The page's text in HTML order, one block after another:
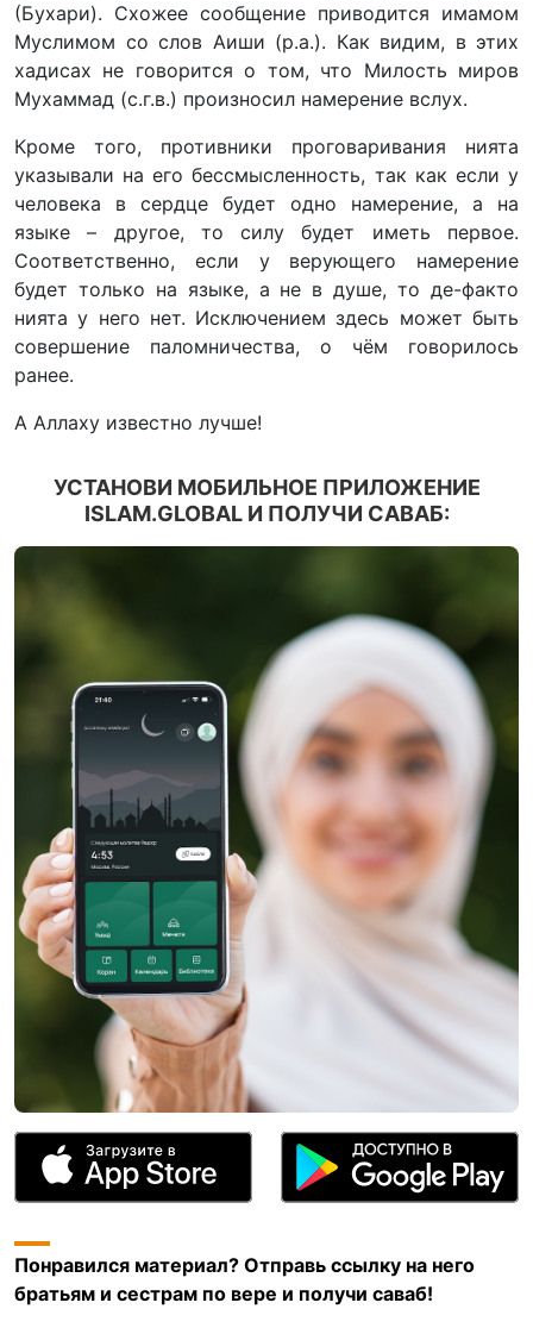
(Бухари). Схожее сообщение приводится имамом
Муслимом со слов Аиши (р.а.). Как видим, в этих
хадисах не говорится о том, что Милость миров
Мухаммад (с.г.в.) произносил намерение вслух.
Кроме того, противники проговаривания нията
указывали на его бессмысленность, так как если у
человека в сердце будет одно намерение, а на
языке – другое, то силу будет иметь первое.
Соответственно, если у верующего намерение
будет только на языке, а не в душе, то де-факто
нията у него нет. Исключением здесь может быть
совершение паломничества, о чём говорилось
ранее.
А Аллаху известно лучше!
УСТАНОВИ МОБИЛЬНОЕ ПРИЛОЖЕНИЕ
ISLAM.GLOBAL И ПОЛУЧИ САВАБ:
Понравился материал? Отправь ссылку на него
братьям и сестрам по вере и получи саваб!